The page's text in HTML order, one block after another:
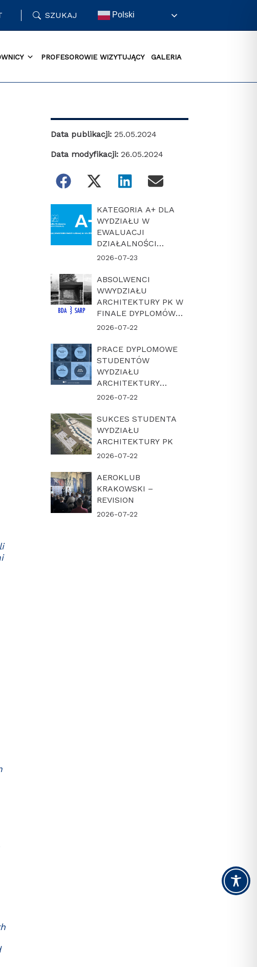
SZUKAJ Polski
PROFESOROWIE WIZYTUJĄCY GALERIA
Data publikacji: 25.05.2024
Data modyfikacji: 26.05.2024
KATEGORIA A+ DLA
WYDZIAŁU W
EWALUACJI
DZIAŁALNOŚCI
NAUKOWEJ W
2026-07-23
ABSOLWENCI
WWYDZIAŁU
ARCHITEKTURY PK W
FINALE DYPLOMÓW
ROKU BDA-SARP 2026
2026-07-22
PRACE DYPLOMOWE
STUDENTÓW
WYDZIAŁU
ARCHITEKTURY
POLITECHNIKI
FINALE KONKURSU
„DYPLOM Z
ARCHICADEM 2026”
2026-07-22
SUKCES STUDENTA
WYDZIAŁU
ARCHITEKTURY PK
2026-07-22
AEROKLUB
KRAKOWSKI –
REVISION
2026-07-22